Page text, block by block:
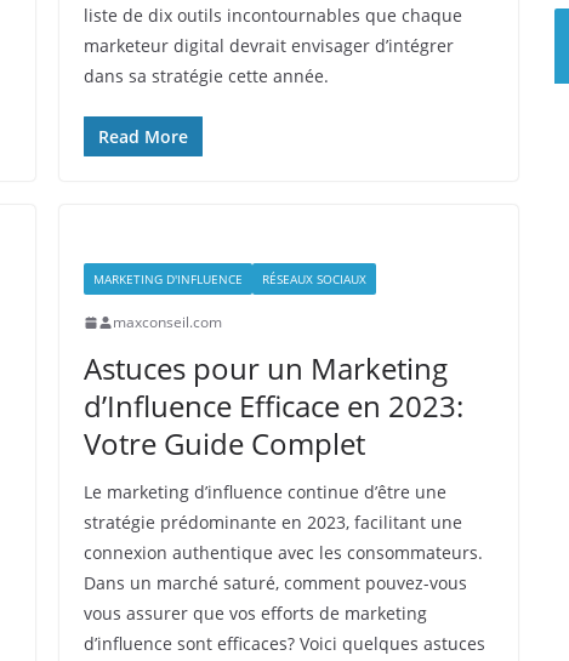
liste de dix outils incontournables que chaque
marketeur digital devrait envisager d’intégrer
dans sa stratégie cette année.
Read More
MARKETING D'INFLUENCE RÉSEAUX SOCIAUX
maxconseil.com
Astuces pour un Marketing
d’Influence Efficace en 2023:
Votre Guide Complet
Le marketing d’influence continue d’être une
stratégie prédominante en 2023, facilitant une
connexion authentique avec les consommateurs.
Dans un marché saturé, comment pouvez-vous
vous assurer que vos efforts de marketing
d’influence sont efficaces? Voici quelques astuces